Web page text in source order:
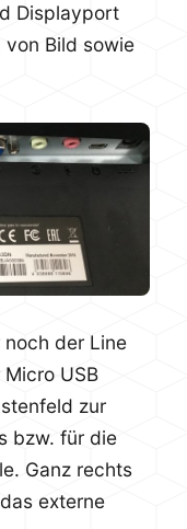
Displayport
von Bild sowie
der Line
USB
zur
bzw. für die
Ganz rechts
externe